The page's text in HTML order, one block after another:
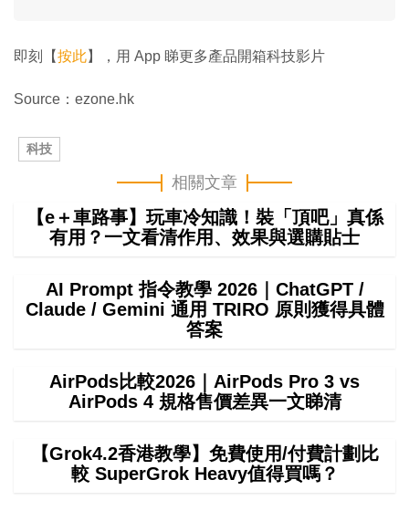
即刻【按此】，用 App 睇更多產品開箱科技影片
Source：ezone.hk
科技
相關文章
【e＋車路事】玩車冷知識！裝「頂吧」真係
有用？一文看清作用、效果與選購貼士
AI Prompt 指令教學 2026｜ChatGPT /
Claude / Gemini 通用 TRIRO 原則獲得具體
答案
AirPods比較2026｜AirPods Pro 3 vs
AirPods 4 規格售價差異一文睇清
【Grok4.2香港教學】免費使用/付費計劃比
較 SuperGrok Heavy值得買嗎？